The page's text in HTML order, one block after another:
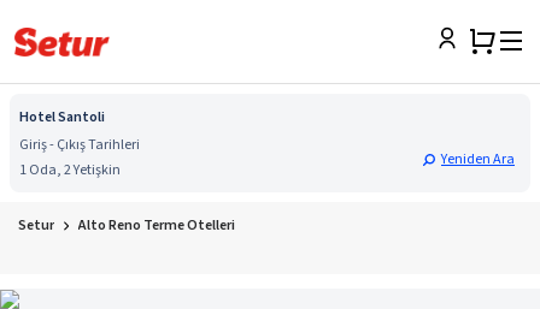
Hotel Santoli
Giriş - Çıkış Tarihleri
1 Oda, 2 Yetişkin
Yeniden Ara
Setur Alto Reno Terme Otelleri